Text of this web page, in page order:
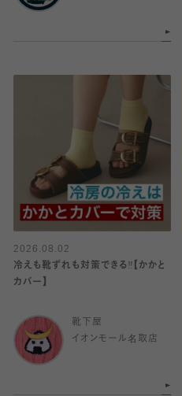
2026.08.02
冷えも靴ずれも対策できる‼️【かかと
カバー】
靴下屋
イオンモール名取店